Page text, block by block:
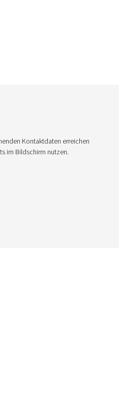
Kontaktdaten erreichen
im Bildschirm nutzen.